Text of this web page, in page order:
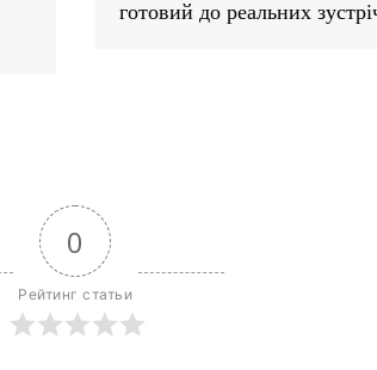
готовий до реальних
0
Рейтинг статьи